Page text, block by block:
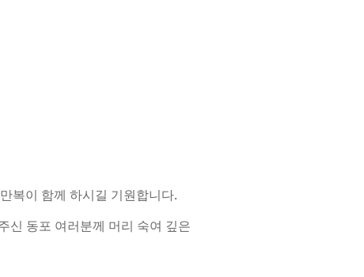
복이 함께 하시길 기원합니다.
신 동포 여러분께 머리 숙여 깊은